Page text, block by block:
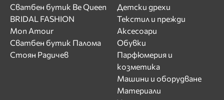
Сватбен бутик Be Queen
BRIDAL FASHION
Mon Amour
Сватбен бутик Палома
Стоян Радичев
Детски дрехи
Текстил и прежди
Аксесоари
Обувки
Парфюмерия и
козметика
Машини и оборудване
Материали